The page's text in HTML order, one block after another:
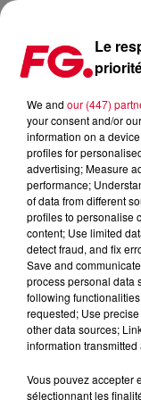
CULTURE RAVE EN
Publié : 21
Le
We and our (447)
your consent and/or
information on a
profiles for
advertising; Measure
performance;
of data from different
profiles to personalise
content; Use limited
detect fraud, and fix
Save and
process personal data
following
requested; Use
other data sources;
information transmitted
Vous pouvez accepter
sélectionnant les